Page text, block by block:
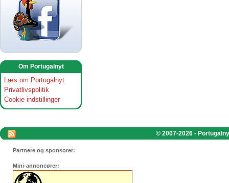
Om Portugalnyt
Læs om Portugalnyt
Privatlivspolitik
Cookie indstillinger
© 2007-2026 -
Partnere og sponsorer:
Mini-annoncører: